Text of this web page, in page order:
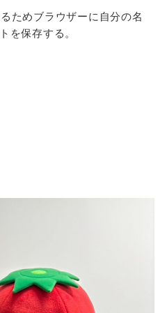
ためブラウザーに自分の名
を保存する。